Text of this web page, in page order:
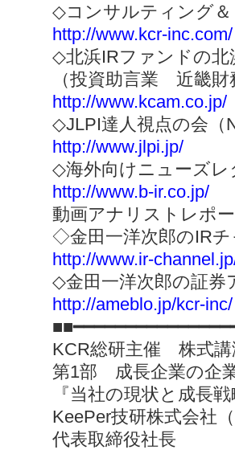
◇コンサルティング＆
http://www.kcr-inc.com/
◇北浜IRファンドの北
（投資助言業 近畿財
http://www.kcam.co.jp/
◇JLPI達人視点の会（
http://www.jlpi.jp/
◇海外向けニューズレ
http://www.b-ir.co.jp/
動画アナリストレポ
◇金田一洋次郎のIR
http://www.ir-
◇金田一洋次郎の証券
http://ameblo.jp/kcr-inc/
KCR総研主催 株式講
第1部 成長企業の企
『当社の現状と成長
KeePer技研株式会社
代表取締役社長